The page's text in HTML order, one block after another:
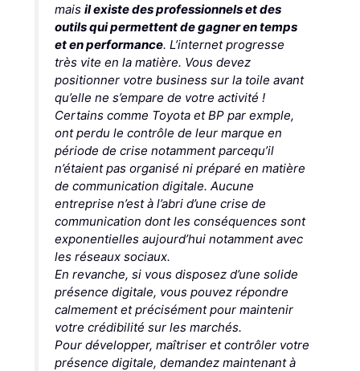
mais il existe des professionnels et des
outils qui permettent de gagner en temps
et en performance. L’internet progresse
très vite en la matière. Vous devez
positionner votre business sur la toile avant
qu’elle ne s’empare de votre activité !
Certains comme Toyota et BP par exmple,
ont perdu le contrôle de leur marque en
période de crise notamment parcequ’il
n’étaient pas organisé ni préparé en matière
de communication digitale. Aucune
entreprise n’est à l’abri d’une crise de
communication dont les conséquences sont
exponentielles aujourd’hui notamment avec
les réseaux sociaux.
En revanche, si vous disposez d’une solide
présence digitale, vous pouvez répondre
calmement et précisément pour maintenir
votre crédibilité sur les marchés.
Pour développer, maîtriser et contrôler votre
présence digitale, demandez maintenant à